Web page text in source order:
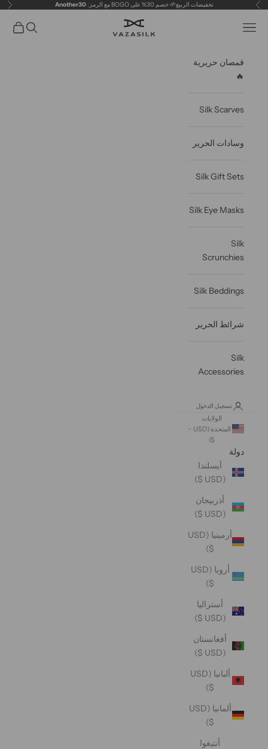
تخطى الى المحتوى
سابق تخفيضات الربيع🌱 خصم 30% على BOGO مع الرمز: Another30
VAZASILK فتح قائمة التنقل فتح البحث
عربة
قمصان حريرية
🔥
Silk Scarves
وسادات الحرير
Silk Gift Sets
Silk Eye Masks
Silk
Scrunchies
Silk Beddings
شرائط الحرير
Silk
Accessories
تسجيل الدخول
الولايات
المتحدة (USD
$)
دولة
آيسلندا
(USD $)
أذربيجان
(USD $)
أرمينيا (USD
$)
أروبا (USD
$)
أستراليا
(USD $)
أفغانستان
(USD $)
ألبانيا (USD
$)
ألمانيا (USD
$)
أنتيغوا